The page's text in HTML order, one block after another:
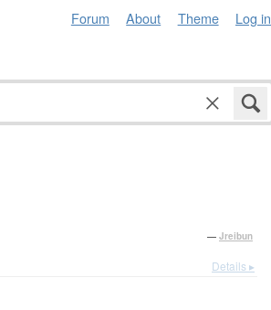
Forum About Theme Log in
— Jreibun
Details ▸